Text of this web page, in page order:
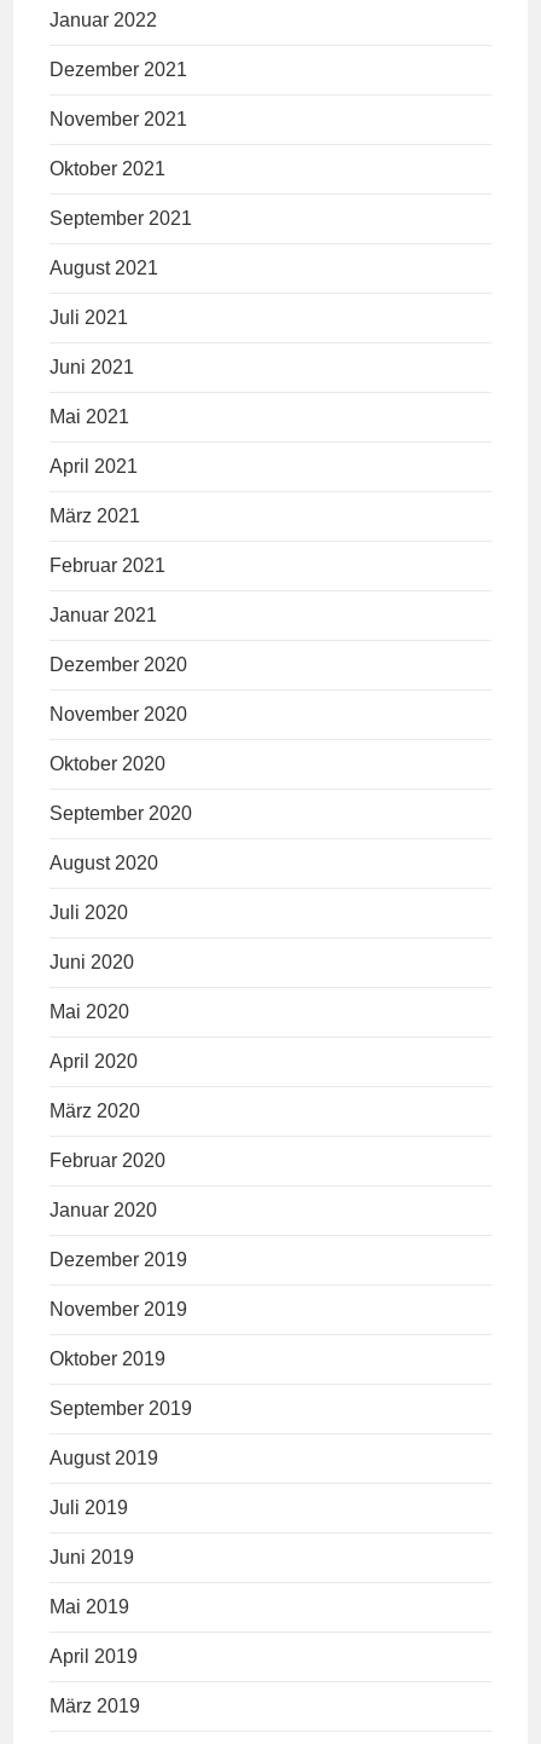
Januar 2022
Dezember 2021
November 2021
Oktober 2021
September 2021
August 2021
Juli 2021
Juni 2021
Mai 2021
April 2021
März 2021
Februar 2021
Januar 2021
Dezember 2020
November 2020
Oktober 2020
September 2020
August 2020
Juli 2020
Juni 2020
Mai 2020
April 2020
März 2020
Februar 2020
Januar 2020
Dezember 2019
November 2019
Oktober 2019
September 2019
August 2019
Juli 2019
Juni 2019
Mai 2019
April 2019
März 2019